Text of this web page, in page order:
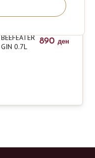
BEEFEATER
GIN 0.7L
890 ден